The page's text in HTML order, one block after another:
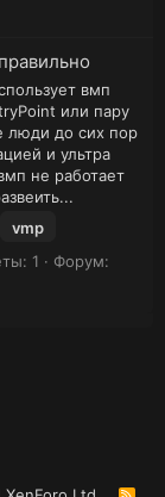
вмп
или пару
люди до сих пор
и ультра
не работает
vmp
1
Форум: